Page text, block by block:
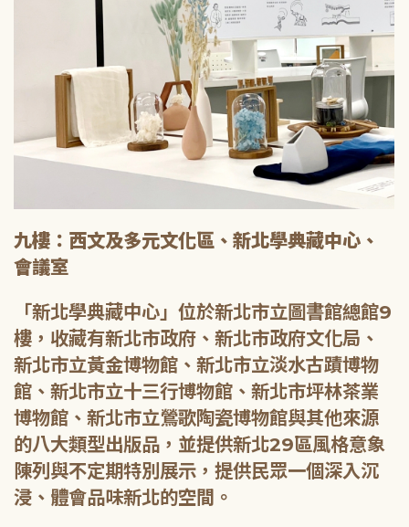
九樓：西文及多元文化區、新北學典藏中心、
會議室
「新北學典藏中心」位於新北市立圖書館總館9
樓，收藏有新北市政府、新北市政府文化局、
新北市立黃金博物館、新北市立淡水古蹟博物
館、新北市立十三行博物館、新北市坪林茶業
博物館、新北市立鶯歌陶瓷博物館與其他來源
的八大類型出版品，並提供新北29區風格意象
陳列與不定期特別展示，提供民眾一個深入沉
浸、體會品味新北的空間。